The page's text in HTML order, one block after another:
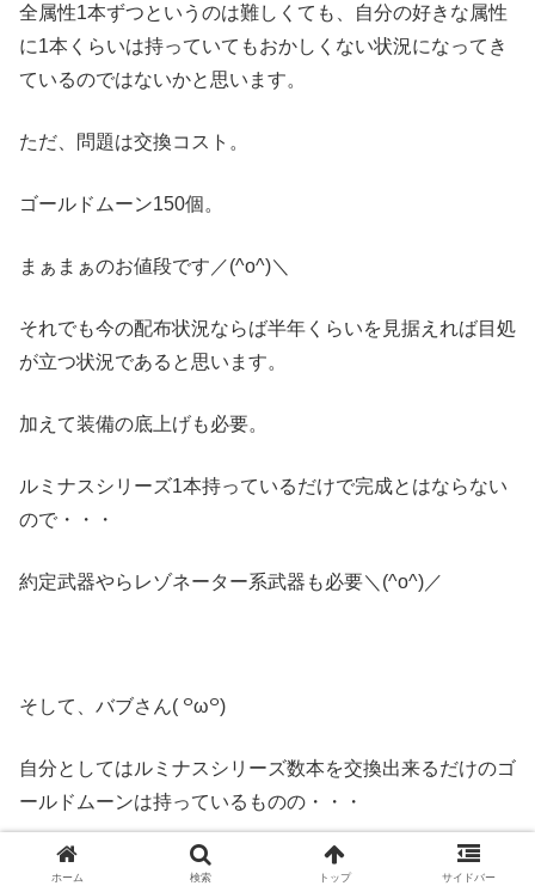
全属性1本ずつというのは難しくても、自分の好きな属性
に1本くらいは持っていてもおかしくない状況になってき
ているのではないかと思います。
ただ、問題は交換コスト。
ゴールドムーン150個。
まぁまぁのお値段です／(^o^)＼
それでも今の配布状況ならば半年くらいを見据えれば目処
が立つ状況であると思います。
加えて装備の底上げも必要。
ルミナスシリーズ1本持っているだけで完成とはならない
ので・・・
約定武器やらレゾネーター系武器も必要＼(^o^)／
そして、バブさん( ꒪ω꒪)
自分としてはルミナスシリーズ数本を交換出来るだけのゴ
ールドムーンは持っているものの・・・
交換コストとしてはベルゼバブ召喚石＝シェロチケ＝ルミ
ホーム 検索 トップ サイドバー